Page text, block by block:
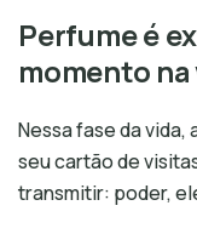
Perfume é
momento na
Nessa fase da vida,
seu cartão de
transmitir: poder,